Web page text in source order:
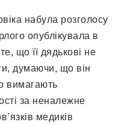
набула розголосу
опублікувала в
що її дядькові не
думаючи, що він
вимагають
за неналежне
медиків